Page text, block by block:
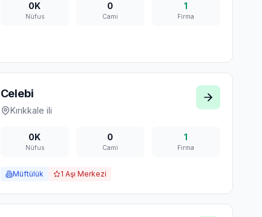
0K
Nüfus
0
Cami
1
Firma
Celebi
Kırıkkale ili
0K
Nüfus
0
Cami
1
Firma
Müftülük 1 Aşı Merkezi